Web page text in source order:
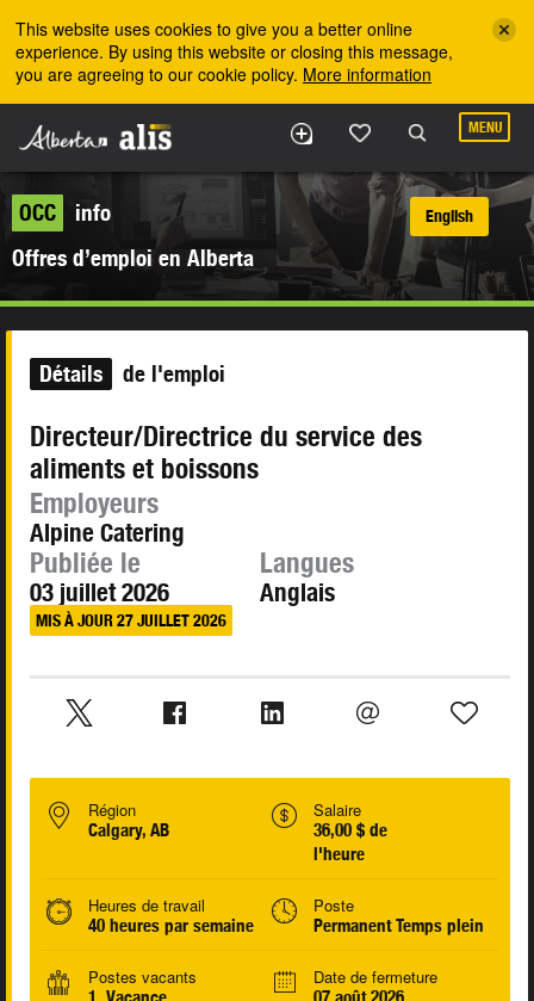
This website uses cookies to give you a better online
experience. By using this website or closing this message,
you are agreeing to our cookie policy. More information
MENU
OCC
info
Offres d’emploi en Alberta
English
Détails de l'emploi
Directeur/Directrice du service des
aliments et boissons
Employeurs
Alpine Catering
Publiée le
03 juillet 2026
MIS À JOUR 27 JUILLET 2026
Langues
Anglais
Région
Calgary, AB
Salaire
36,00 $ de
l'heure
Heures de travail
40 heures par semaine
Poste
Permanent Temps plein
Postes vacants Date de fermeture